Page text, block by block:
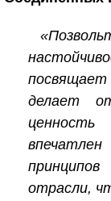
делает
отрасли,